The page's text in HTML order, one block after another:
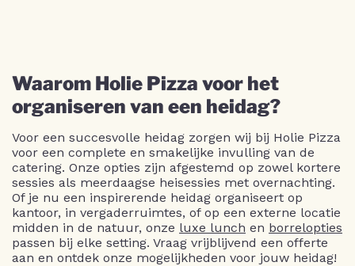
Waarom Holie Pizza voor het
organiseren van een heidag?
Voor een succesvolle heidag zorgen wij bij Holie Pizza
voor een complete en smakelijke invulling van de
catering. Onze opties zijn afgestemd op zowel kortere
sessies als meerdaagse heisessies met overnachting.
Of je nu een inspirerende heidag organiseert op
kantoor, in vergaderruimtes, of op een externe locatie
midden in de natuur, onze luxe lunch en borrelopties
passen bij elke setting. Vraag vrijblijvend een offerte
aan en ontdek onze mogelijkheden voor jouw heidag!